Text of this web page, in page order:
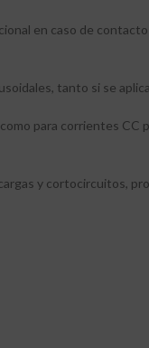
en caso de
tanto si se
para corrientes
y cortocircuitos,